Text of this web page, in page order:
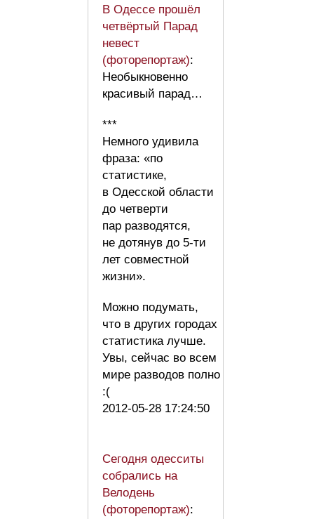
В Одессе прошёл
четвёртый Парад
невест
(фоторепортаж):
Необыкновенно
красивый парад…
***
Немного удивила
фраза: «по
статистике,
в Одесской области
до четверти
пар разводятся,
не дотянув до 5-ти
лет совместной
жизни».
Можно подумать,
что в других городах
статистика лучше.
Увы, сейчас во всем
мире разводов полно
:(
2012-05-28 17:24:50
Сегодня одесситы
собрались на
Велодень
(фоторепортаж):